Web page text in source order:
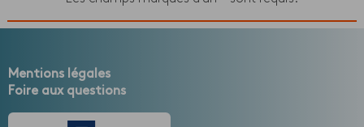
Mentions légales
Foire aux questions